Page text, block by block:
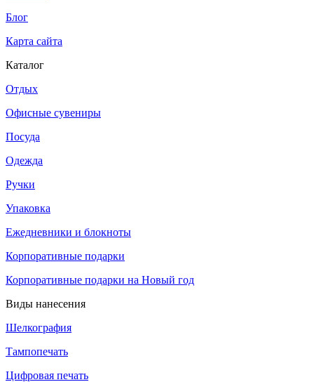
Блог
Карта сайта
Каталог
Отдых
Офисные сувениры
Посуда
Одежда
Ручки
Упаковка
Ежедневники и блокноты
Корпоративные подарки
Корпоративные подарки на Новый год
Виды нанесения
Шелкография
Тампопечать
Цифровая печать